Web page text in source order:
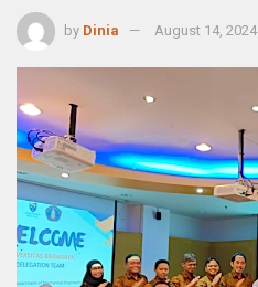
by Dinia August 14, 2024